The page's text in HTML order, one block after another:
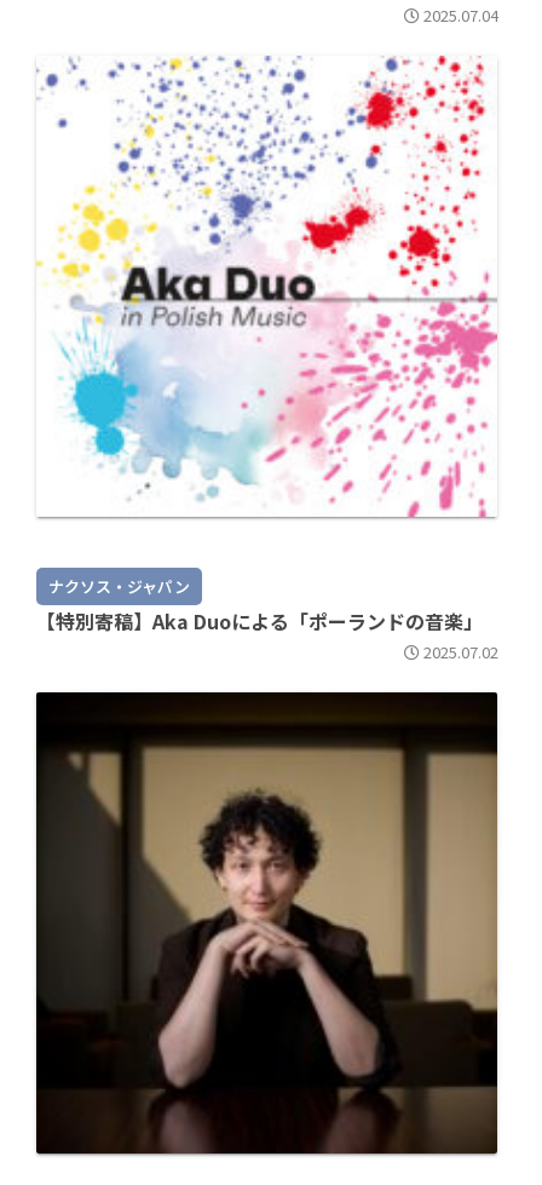
2025.07.04
ナクソス・ジャパン
【特別寄稿】Aka Duoによる「ポーランドの音楽」
2025.07.02